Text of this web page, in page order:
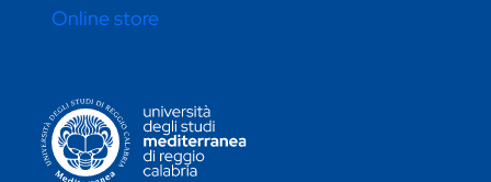
CONTATTI ATENEO
Online store